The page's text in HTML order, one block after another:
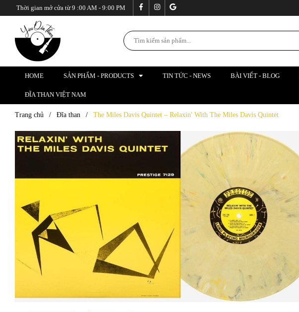
Thời gian mở cửa từ 9 :00 AM - 9:00 PM
HOME SẢN PHẨM - PRODUCTS TIN TỨC - NEWS BÀI VIẾT - BLOG
ĐĨA THAN VIỆT NAM
Trang chủ / Đĩa than / The Miles Davis Quintet ‎– Relaxin' With The Miles Davis Quintet